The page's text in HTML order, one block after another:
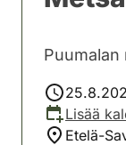
Lisää
Etelä-